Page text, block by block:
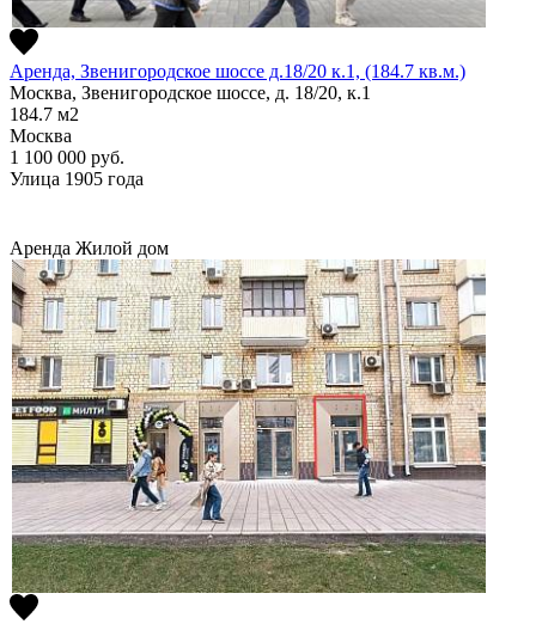
Аренда, Звенигородское шоссе д.18/20 к.1, (184.7 кв.м.)
Москва, Звенигородское шоссе, д. 18/20, к.1
184.7 м2
Москва
1 100 000 руб.
Улица 1905 года
Аренда Жилой дом